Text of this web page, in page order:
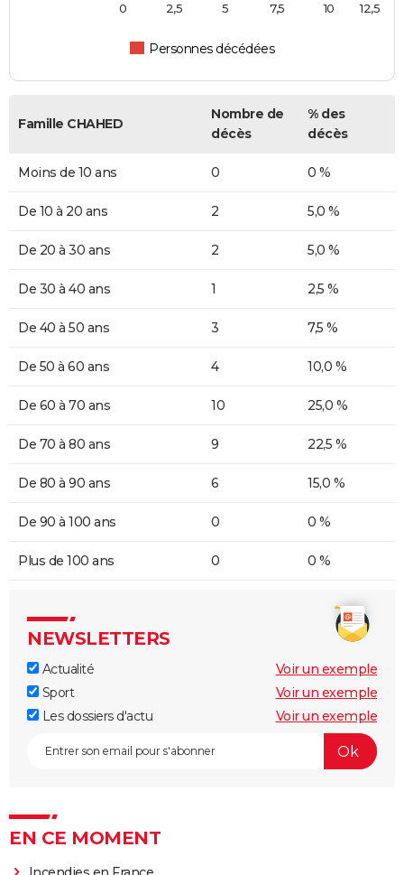
Personnes décédées
0 10
2,5 5 7,5 12,5
Famille CHAHED
Nombre de
décès
% des
décès
Moins de 10 ans 0 0 %
De 10 à 20 ans 2 5,0 %
De 20 à 30 ans 2 5,0 %
De 30 à 40 ans 1 2,5 %
De 40 à 50 ans 3 7,5 %
De 50 à 60 ans 4 10,0 %
De 60 à 70 ans 10 25,0 %
De 70 à 80 ans 9 22,5 %
De 80 à 90 ans 6 15,0 %
De 90 à 100 ans 0 0 %
Plus de 100 ans 0 0 %
NEWSLETTERS
Actualité
Voir un exemple
Sport
Voir un exemple
Les dossiers d'actu
Voir un exemple
EN CE MOMENT